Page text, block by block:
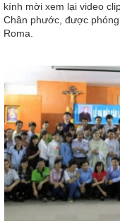
kính mời xem lại video
Chân phước, được
Roma.